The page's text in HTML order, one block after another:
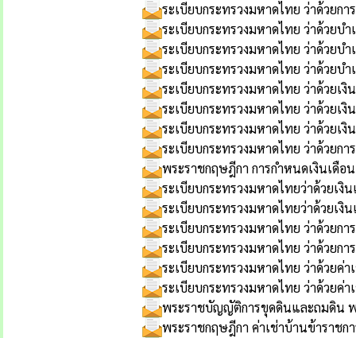
ระเบียบกระทรวงมหาดไทย ว่าด้วยก
ระเบียบกระทรวงมหาดไทย ว่าด้วยบ
ระเบียบกระทรวงมหาดไทย ว่าด้วยบ
ระเบียบกระทรวงมหาดไทย ว่าด้วยบ
ระเบียบกระทรวงมหาดไทย ว่าด้วยเ
ระเบียบกระทรวงมหาดไทย ว่าด้วยเ
ระเบียบกระทรวงมหาดไทย ว่าด้วยเ
ระเบียบกระทรวงมหาดไทย ว่าด้วย
พระราชกฤษฎีกา การกำหนดเงินเดื
ระเบียบกระทรวงมหาดไทยว่าด้วย
ระเบียบกระทรวงมหาดไทยว่าด้วย
ระเบียบกระทรวงมหาดไทย ว่าด้วยก
ระเบียบกระทรวงมหาดไทย ว่าด้วย
ระเบียบกระทรวงมหาดไทย ว่าด้วยค่
ระเบียบกระทรวงมหาดไทย ว่าด้วย
พระราชบัญญัติการขุดดินและถมดิน
พระราชกฤษฎีกา ค่าเช่าบ้านข้าราช